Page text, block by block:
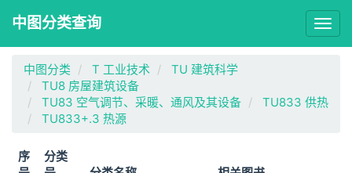
中图分类查询
中图分类 T 工业技术
TU 建筑科学
TU8 房屋建筑设备
TU83 空气调节、采暖、通风及其设备
TU833 供热
TU833+.3 热源
序
分类